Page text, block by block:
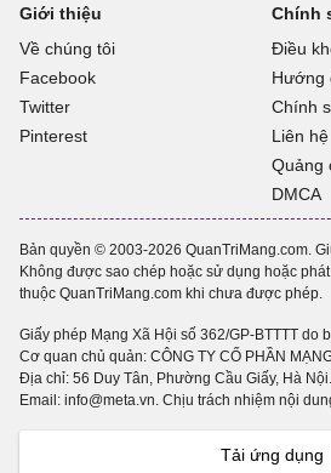
Giới thiệu
Về chúng tôi
Facebook
Twitter
Pinterest
Chính
Điều
Hướng
Chính
Liên hệ
Quảng
DMCA
Bản quyền © 2003-2026 QuanTriMang.com.
Không được sao chép hoặc sử dụng hoặc
thuộc QuanTriMang.com khi chưa được phép.
Giấy phép Mạng Xã Hội số 362/GP-BTTTT do
Cơ quan chủ quản: CÔNG TY CỔ PHẦN
Địa chỉ: 56 Duy Tân, Phường Cầu Giấy, Hà
Email: info@meta.vn. Chịu trách nhiệm nội
Tải ứng dụng